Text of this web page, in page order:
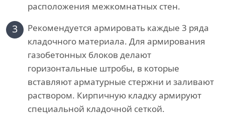
расположения межкомнатных стен.
3
Рекомендуется армировать каждые 3 ряда
кладочного материала. Для армирования
газобетонных блоков делают
горизонтальные штробы, в которые
вставляют арматурные стержни и заливают
раствором. Кирпичную кладку армируют
специальной кладочной сеткой.